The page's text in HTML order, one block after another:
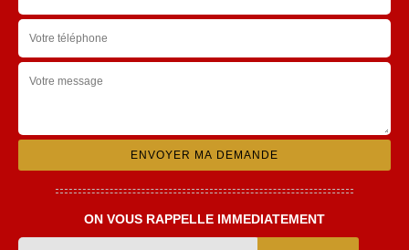
ON VOUS RAPPELLE IMMEDIATEMENT